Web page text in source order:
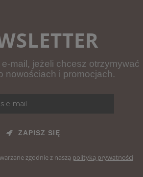
mail, jeżeli chcesz otrzymywać
nowościach i promocjach.
ZAPISZ SIĘ
zgodnie z naszą polityką prywatności